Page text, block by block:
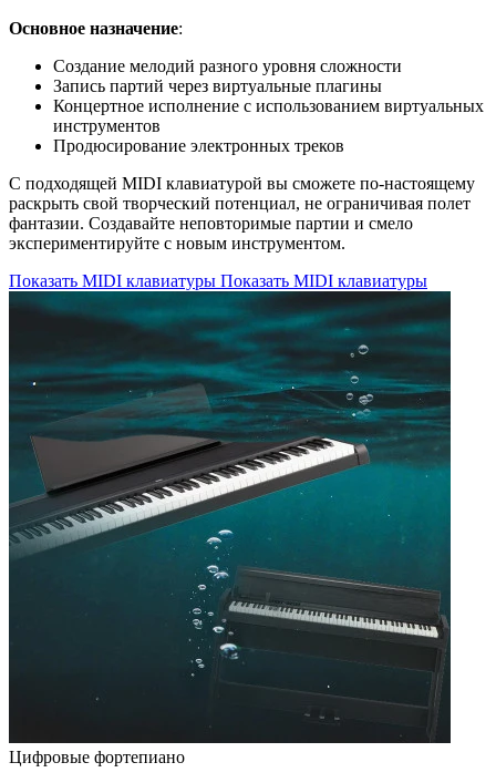
Основное назначение:
Создание мелодий разного уровня сложности
Запись партий через виртуальные плагины
Концертное исполнение с использованием виртуальных
инструментов
Продюсирование электронных треков
С подходящей MIDI клавиатурой вы сможете по-настоящему
раскрыть свой творческий потенциал, не ограничивая полет
фантазии. Создавайте неповторимые партии и смело
экспериментируйте с новым инструментом.
Показать MIDI клавиатуры Показать MIDI клавиатуры
Цифровые фортепиано